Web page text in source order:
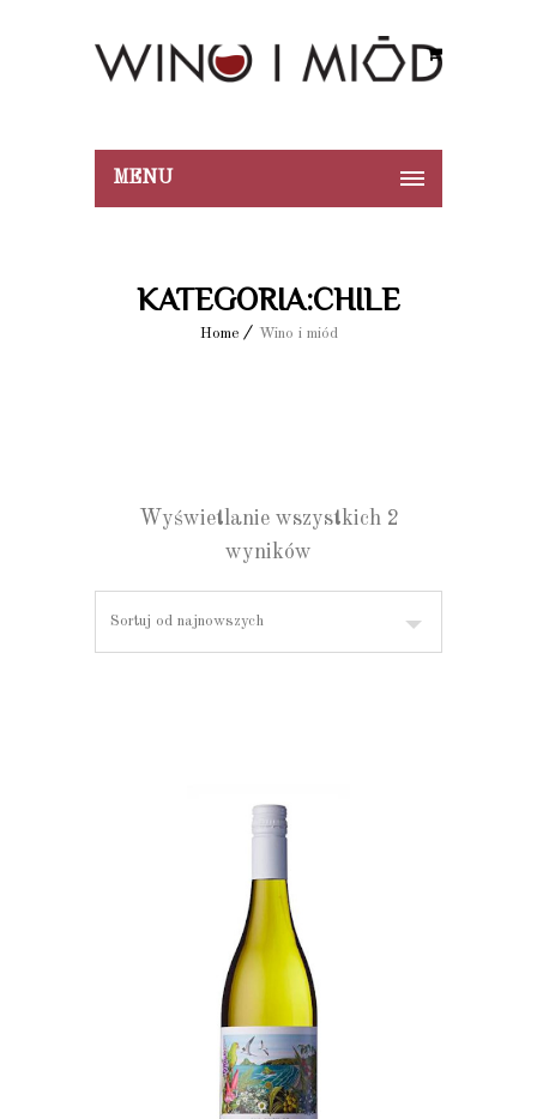
MENU
KATEGORIA:CHILE
Home Wino i miód
Wyświetlanie wszystkich 2
wyników